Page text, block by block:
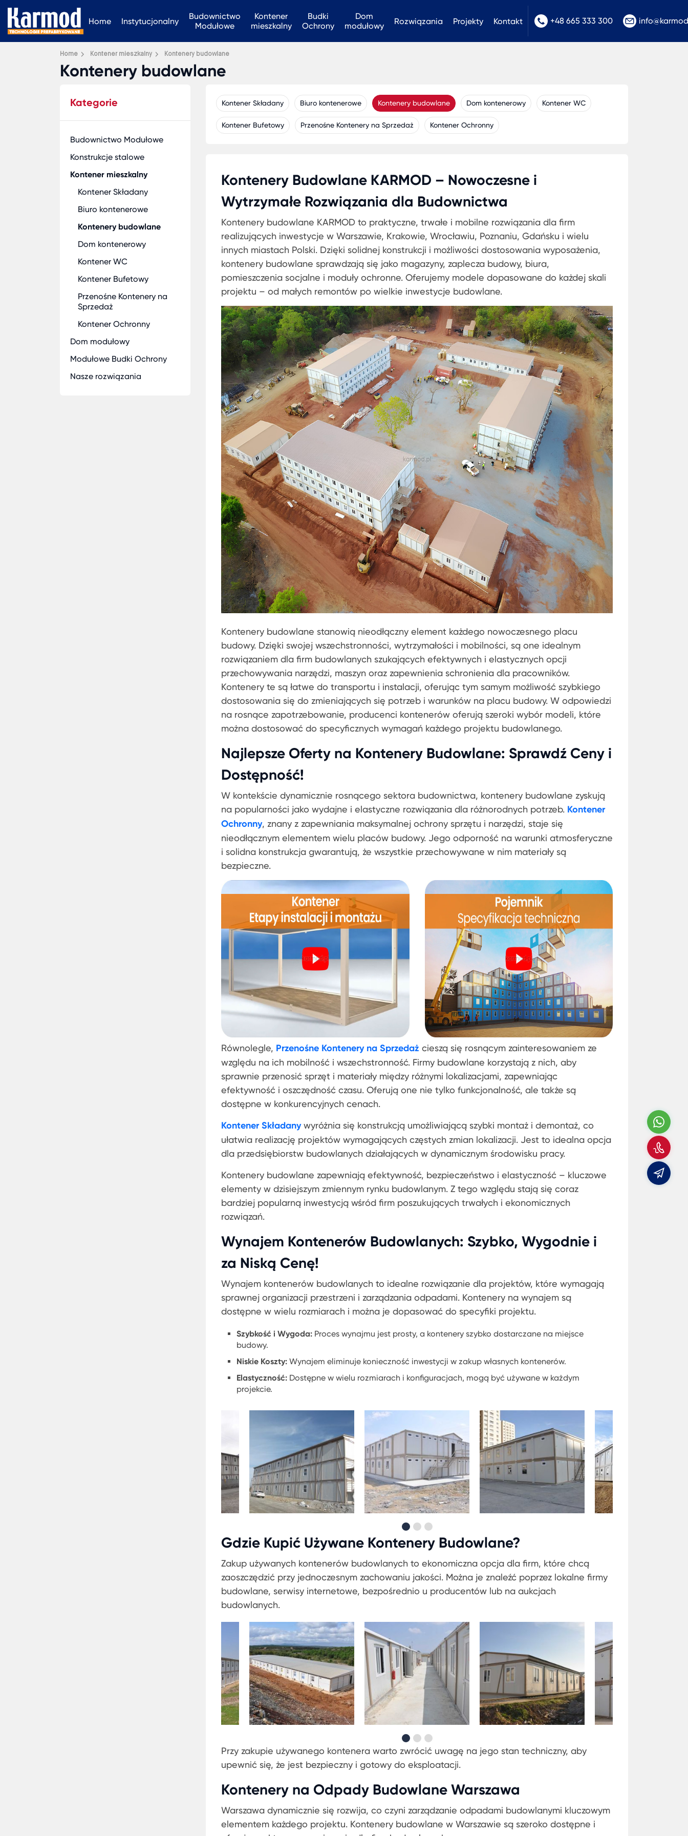
Home Instytucjonalny
Budownictwo
Modułowe
Kontener
mieszkalny
Budki
Ochrony
Dom
modułowy
Rozwiązania Projekty Kontakt +48 665 333 300
Home Kontener mieszkalny Kontenery budowlane
Kontenery budowlane
Kategorie
Budownictwo Modułowe
Konstrukcje stalowe
Kontener mieszkalny
Kontener Składany
Biuro kontenerowe
Kontenery budowlane
Dom kontenerowy
Kontener WC
Kontener Bufetowy
Przenośne Kontenery na
Sprzedaż
Kontener Ochronny
Dom modułowy
Modułowe Budki Ochrony
Nasze rozwiązania
Kontener Składany Biuro kontenerowe Kontenery budowlane Dom kontenerowy Kontener WC
Kontener Bufetowy Przenośne Kontenery na Sprzedaż Kontener Ochronny
Kontenery Budowlane KARMOD – Nowoczesne i
Wytrzymałe Rozwiązania dla Budownictwa
Kontenery budowlane KARMOD to praktyczne, trwałe i mobilne rozwiązania dla firm
realizujących inwestycje w Warszawie, Krakowie, Wrocławiu, Poznaniu, Gdańsku i wielu
innych miastach Polski. Dzięki solidnej konstrukcji i możliwości dostosowania wyposażenia,
kontenery budowlane sprawdzają się jako magazyny, zaplecza budowy, biura,
pomieszczenia socjalne i moduły ochronne. Oferujemy modele dopasowane do każdej skali
projektu – od małych remontów po wielkie inwestycje budowlane.
Kontenery budowlane stanowią nieodłączny element każdego nowoczesnego placu
budowy. Dzięki swojej wszechstronności, wytrzymałości i mobilności, są one idealnym
rozwiązaniem dla firm budowlanych szukających efektywnych i elastycznych opcji
przechowywania narzędzi, maszyn oraz zapewnienia schronienia dla pracowników.
Kontenery te są łatwe do transportu i instalacji, oferując tym samym możliwość szybkiego
dostosowania się do zmieniających się potrzeb i warunków na placu budowy. W odpowiedzi
na rosnące zapotrzebowanie, producenci kontenerów oferują szeroki wybór modeli, które
można dostosować do specyficznych wymagań każdego projektu budowlanego.
Najlepsze Oferty na Kontenery Budowlane: Sprawdź Ceny i
Dostępność!
W kontekście dynamicznie rosnącego sektora budownictwa, kontenery budowlane zyskują
na popularności jako wydajne i elastyczne rozwiązania dla różnorodnych potrzeb. Kontener
Ochronny, znany z zapewniania maksymalnej ochrony sprzętu i narzędzi, staje się
nieodłącznym elementem wielu placów budowy. Jego odporność na warunki atmosferyczne
i solidna konstrukcja gwarantują, że wszystkie przechowywane w nim materiały są
bezpieczne.
Równolegle, Przenośne Kontenery na Sprzedaż cieszą się rosnącym zainteresowaniem ze
względu na ich mobilność i wszechstronność. Firmy budowlane korzystają z nich, aby
sprawnie przenosić sprzęt i materiały między różnymi lokalizacjami, zapewniając
efektywność i oszczędność czasu. Oferują one nie tylko funkcjonalność, ale także są
dostępne w konkurencyjnych cenach.
Kontener Składanywyróżnia się konstrukcją umożliwiającą szybki montaż i demontaż, co
ułatwia realizację projektów wymagających częstych zmian lokalizacji. Jest to idealna opcja
dla przedsiębiorstw budowlanych działających w dynamicznym środowisku pracy.
Kontenery budowlane zapewniają efektywność, bezpieczeństwo i elastyczność – kluczowe
elementy w dzisiejszym zmiennym rynku budowlanym. Z tego względu stają się coraz
bardziej popularną inwestycją wśród firm poszukujących trwałych i ekonomicznych
rozwiązań.
Wynajem Kontenerów Budowlanych: Szybko, Wygodnie i
za Niską Cenę!
Wynajem kontenerów budowlanych to idealne rozwiązanie dla projektów, które wymagają
sprawnej organizacji przestrzeni i zarządzania odpadami. Kontenery na wynajem są
dostępne w wielu rozmiarach i można je dopasować do specyfiki projektu.
Szybkość i Wygoda: Proces wynajmu jest prosty, a kontenery szybko dostarczane na miejsce
budowy.
Niskie Koszty: Wynajem eliminuje konieczność inwestycji w zakup własnych kontenerów.
Elastyczność: Dostępne w wielu rozmiarach i konfiguracjach, mogą być używane w każdym
projekcie.
Gdzie Kupić Używane Kontenery Budowlane?
Zakup używanych kontenerów budowlanych to ekonomiczna opcja dla firm, które chcą
zaoszczędzić przy jednoczesnym zachowaniu jakości. Można je znaleźć poprzez lokalne firmy
budowlane, serwisy internetowe, bezpośrednio u producentów lub na aukcjach
budowlanych.
Przy zakupie używanego kontenera warto zwrócić uwagę na jego stan techniczny, aby
upewnić się, że jest bezpieczny i gotowy do eksploatacji.
Kontenery na Odpady Budowlane Warszawa
Warszawa dynamicznie się rozwija, co czyni zarządzanie odpadami budowlanymi kluczowym
elementem każdego projektu. Kontenery budowlane w Warszawie są szeroko dostępne i